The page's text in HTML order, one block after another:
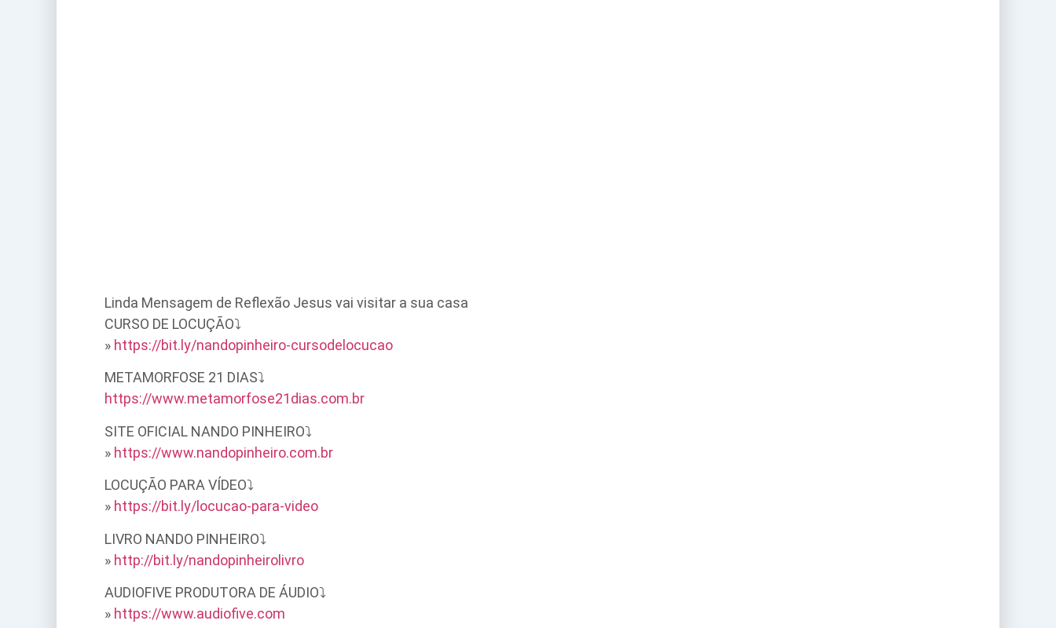
Linda Mensagem de Reflexão Jesus vai visitar a sua casa
CURSO DE LOCUÇÃO⤵
» https://bit.ly/nandopinheiro-cursodelocucao
METAMORFOSE 21 DIAS⤵
https://www.metamorfose21dias.com.br
SITE OFICIAL NANDO PINHEIRO⤵
» https://www.nandopinheiro.com.br
LOCUÇÃO PARA VÍDEO⤵
» https://bit.ly/locucao-para-video
LIVRO NANDO PINHEIRO⤵
» http://bit.ly/nandopinheirolivro
AUDIOFIVE PRODUTORA DE ÁUDIO⤵
» https://www.audiofive.com